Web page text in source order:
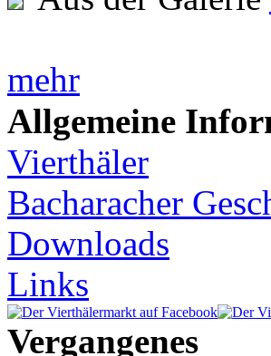
mehr
Allgemeine
Vierthäler
Bacharacher
Downloads
Links
Vergangenes